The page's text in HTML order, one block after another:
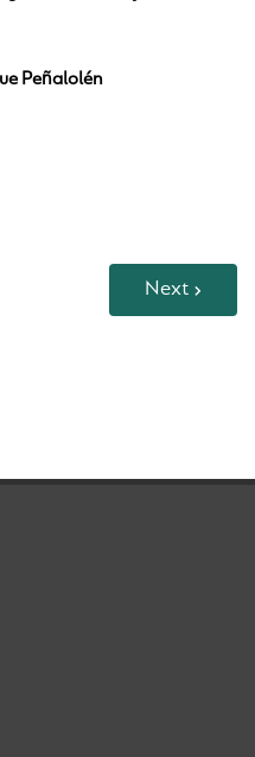
Peñalolén
Next